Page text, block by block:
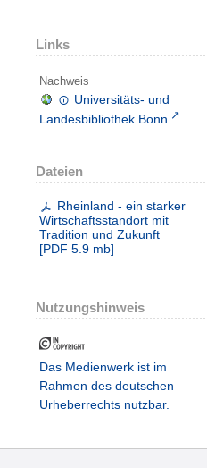
Links
Nachweis
Universitäts- und
Landesbibliothek Bonn
Dateien
Rheinland - ein starker
Wirtschaftsstandort mit
Tradition und Zukunft
[PDF 5.9 mb]
Nutzungshinweis
Das Medienwerk ist im
Rahmen des deutschen
Urheberrechts nutzbar.